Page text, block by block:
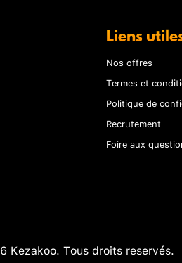
Liens
Nos offres
Termes et
Politique de
Recrutement
Foire aux
Kezakoo. Tous droits reservés.